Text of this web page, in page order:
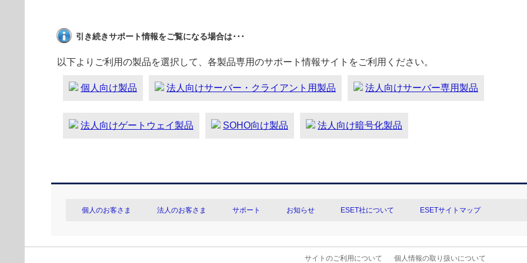
引き続きサポート情報をご覧になる場合は･･･
以下よりご利用の製品を選択して、各製品専用のサポート情報サイトをご利用ください。
個人向け製品 法人向けサーバー・クライアント用製品 法人向けサーバー専用製品
法人向けゲートウェイ製品 SOHO向け製品 法人向け暗号化製品
個人のお客さま 法人のお客さま サポート お知らせ ESET社について ESETサイトマップ
サイトのご利用について 個人情報の取り扱いについて